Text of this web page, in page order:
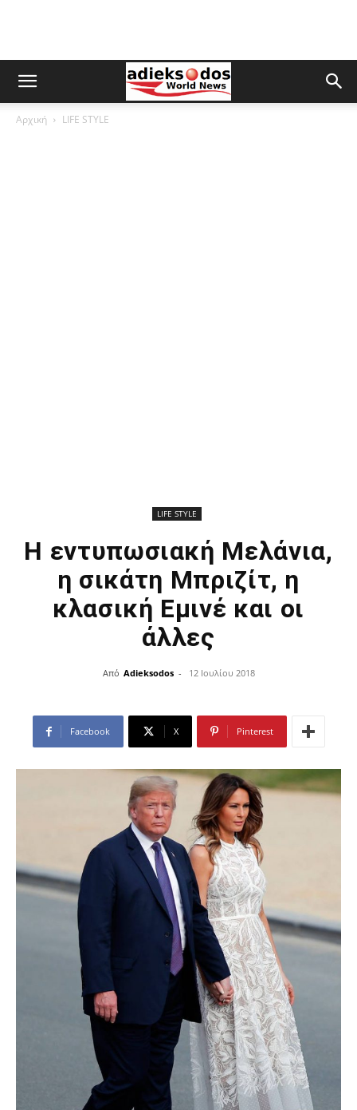
Αρχική LIFE STYLE
LIFE STYLE
Η εντυπωσιακή Μελάνια,
η σικάτη Μπριζίτ, η
κλασική Εμινέ και οι
άλλες
Από Adieksodos - 12 Ιουλίου 2018
Facebook X Pinterest